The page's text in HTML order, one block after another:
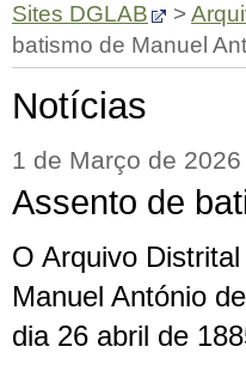
Sites DGLAB >
batismo de Manuel
Notícias
1 de Março de 2026
Assento de
O Arquivo
Manuel António
dia 26 abril de